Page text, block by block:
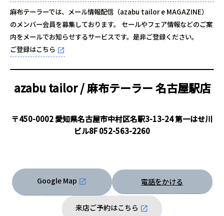
麻布テーラーでは、メール情報配信（azabu tailor e MAGAZINE）
のメンバー会員を募集しております。 セールやフェア情報などのご案
内をメールでお知らせするサービスです。是非ご登録ください。
ご登録はこちら
azabu tailor / 麻布テーラー名古屋駅店
〒450-0002 愛知県名古屋市中村区名駅3-13-24 第一はせ川
ビル8F052-563-2260
Google Map 電話をかける
来店ご予約はこちら